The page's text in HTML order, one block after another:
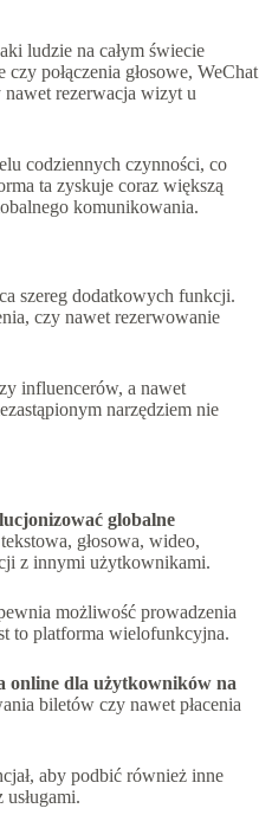
ludzie na całym świecie
połączenia głosowe, WeChat
nawet rezerwacja wizyt u
codziennych czynności, co
ta zyskuje coraz większą
komunikowania.
szereg dodatkowych funkcji.
czy nawet rezerwowanie
influencerów, a nawet
narzędziem nie
globalne
głosowa, wideo,
z innymi użytkownikami.
możliwość prowadzenia
to platforma wielofunkcyjna.
online dla użytkowników na
biletów czy nawet płacenia
aby podbić również inne